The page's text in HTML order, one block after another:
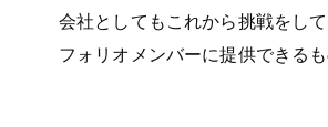
会社としてもこれから挑戦をし
フォリオメンバーに提供できる